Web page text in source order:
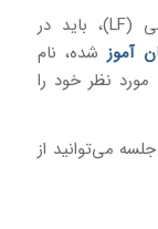
برای شرکت در کلاس های مشاوره آموزشی (LF)، باید در
آموز شده، نام
مورد نظر خود را
می‌‌توانید از